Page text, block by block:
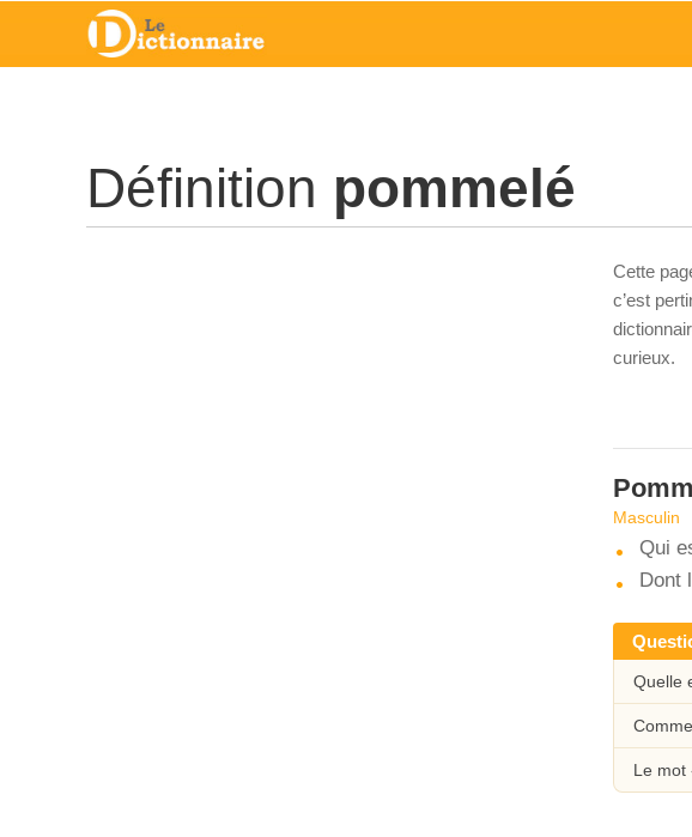
Définition pommelé
Cette
c’est
curieux.
Masculin
Qui
Dont
Quelle
Le mot